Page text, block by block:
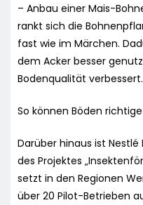
– Anbau einer Mais-
rankt sich die
fast wie im Märchen.
dem Acker besser
Bodenqualität verbessert.
So können Böden
Darüber hinaus ist
des Projektes
setzt in den Regionen
über 20 Pilot-Betrieben